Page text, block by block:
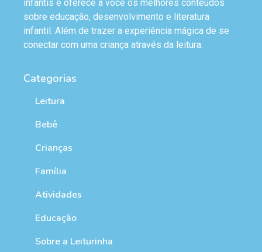
infantis e oferece a você os melhores conteúdos
sobre educação, desenvolvimento e literatura
infantil. Além de trazer a experiência mágica de se
conectar com uma criança através da leitura.
Categorias
Leitura
Bebê
Crianças
Família
Atividades
Educação
Sobre a Leiturinha